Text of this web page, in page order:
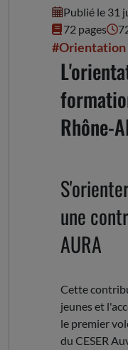
Publié le 31
72 pages
#Orientation
Rhône-
une
AURA
Cette
jeunes et
le premier
du CESER